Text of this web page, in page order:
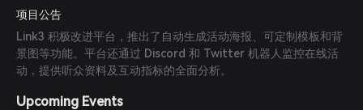
项目公告
Link3 积极改进平台，推出了自动生成活动海报、可定制模板和背
景图等功能。平台还通过 Discord 和 Twitter 机器人监控在线活
动，提供听众资料及互动指标的全面分析。
Upcoming Events